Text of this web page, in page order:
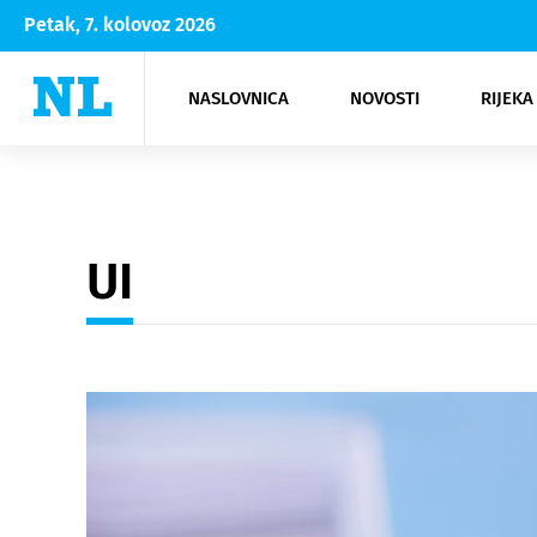
Petak, 7. kolovoz 2026
NASLOVNICA NOVOSTI
Rijeka Opatija
NK
Moda
Kultura
UI